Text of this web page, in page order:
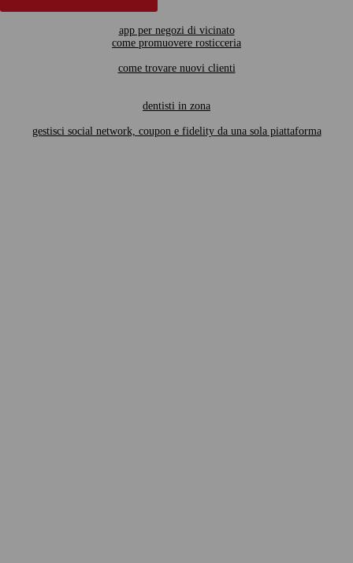
app per negozi di vicinato
come promuovere rosticceria
come trovare nuovi clienti
dentisti in zona
gestisci social network, coupon e fidelity da una sola piattaforma